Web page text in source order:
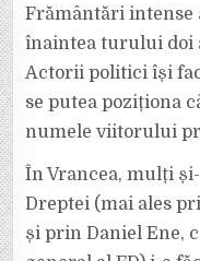
Frământări intense
înaintea turului doi
Actorii politici își
se putea poziționa
numele viitorului
În Vrancea, mulți
Dreptei (mai ales
și prin Daniel Ene,